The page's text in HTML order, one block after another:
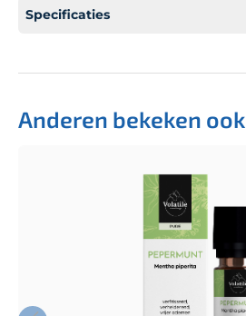
Specificaties
Anderen bekeken ook